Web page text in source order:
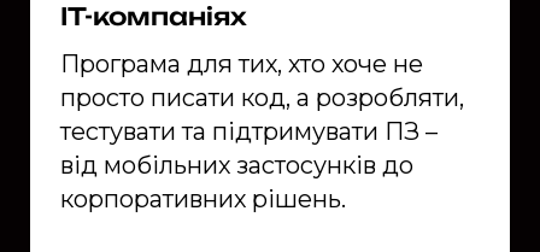
IT-компаніях
Програма для тих, хто хоче не
просто писати код, а розробляти,
тестувати та підтримувати ПЗ –
від мобільних застосунків до
корпоративних рішень.